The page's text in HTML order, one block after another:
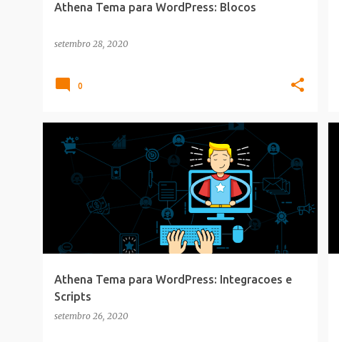
Athena Tema para WordPress: Blocos
setembro 28, 2020
0
Athena Tema para WordPress: Integracoes e
Scripts
setembro 26, 2020
BLOGGER